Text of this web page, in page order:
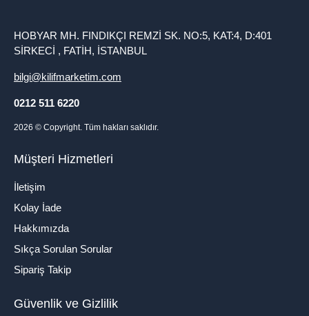
HOBYAR MH. FINDIKÇI REMZİ SK. NO:5, KAT:4, D:401
SİRKECİ , FATİH, İSTANBUL
bilgi@kilifmarketim.com
0212 511 6220
2026 © Copyright. Tüm hakları saklıdır.
Müşteri Hizmetleri
İletişim
Kolay İade
Hakkımızda
Sıkça Sorulan Sorular
Sipariş Takip
Güvenlik ve Gizlilik